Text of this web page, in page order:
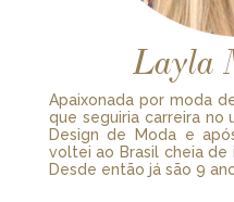
Layla
Apaixonada por moda
que seguiria carreira no
Design de Moda e
voltei ao Brasil cheia
Desde então já são 9